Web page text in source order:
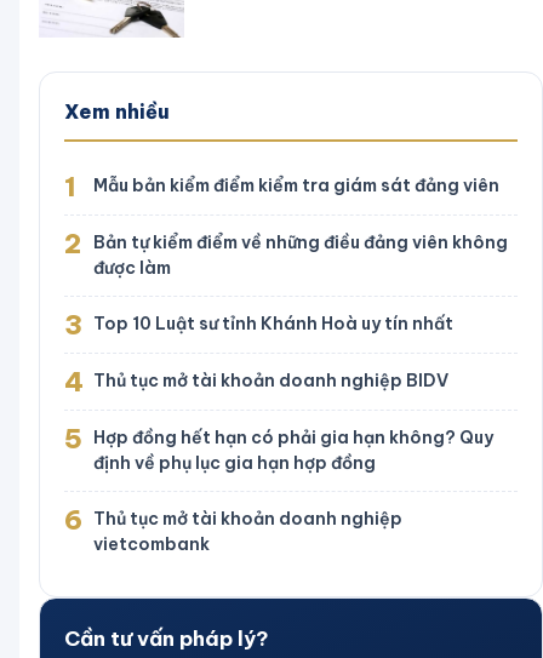
Xem nhiều
1 Mẫu bản kiểm điểm kiểm tra giám sát đảng viên
2
Bản tự kiểm điểm về những điều đảng viên không
được làm
3 Top 10 Luật sư tỉnh Khánh Hoà uy tín nhất
4 Thủ tục mở tài khoản doanh nghiệp BIDV
5
Hợp đồng hết hạn có phải gia hạn không? Quy
định về phụ lục gia hạn hợp đồng
6
Thủ tục mở tài khoản doanh nghiệp
vietcombank
Cần tư vấn pháp lý?